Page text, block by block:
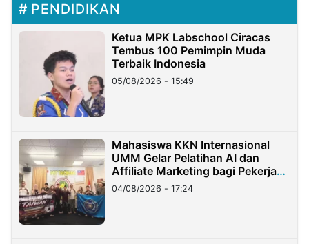
PENDIDIKAN
Ketua MPK Labschool Ciracas
Tembus 100 Pemimpin Muda
Terbaik Indonesia
05/08/2026 - 15:49
Mahasiswa KKN Internasional
UMM Gelar Pelatihan AI dan
Affiliate Marketing bagi Pekerja
Migran Indonesia di Taiwan
04/08/2026 - 17:24